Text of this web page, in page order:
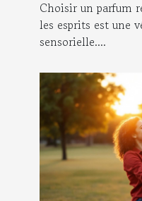
esprits ?
Choisir un parfum
les esprits est une
sensorielle....